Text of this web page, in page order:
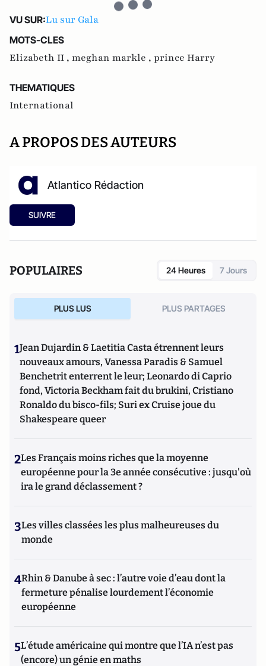
VU SUR:Lu sur Gala
MOTS-CLES
Elizabeth II , meghan markle , prince Harry
THEMATIQUES
International
A PROPOS DES AUTEURS
Atlantico Rédaction
SUIVRE
POPULAIRES 24 Heures 7 Jours
PLUS LUS PLUS PARTAGES
1Jean Dujardin & Laetitia Casta étrennent leurs
nouveaux amours, Vanessa Paradis & Samuel
Benchetrit enterrent le leur; Leonardo di Caprio
fond, Victoria Beckham fait du brukini, Cristiano
Ronaldo du bisco-fils; Suri ex Cruise joue du
Shakespeare queer
2Les Français moins riches que la moyenne
européenne pour la 3e année consécutive : jusqu'où
ira le grand déclassement ?
3Les villes classées les plus malheureuses du
monde
4Rhin & Danube à sec : l’autre voie d’eau dont la
fermeture pénalise lourdement l’économie
européenne
5L’étude américaine qui montre que l’IA n’est pas
(encore) un génie en maths